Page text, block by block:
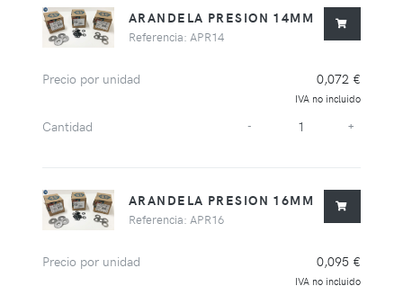
ARANDELA PRESION 14MM
Referencia: APR14
Precio por unidad 0,072 €
IVA no incluido
Cantidad - +
ARANDELA PRESION 16MM
Referencia: APR16
Precio por unidad 0,095 €
IVA no incluido